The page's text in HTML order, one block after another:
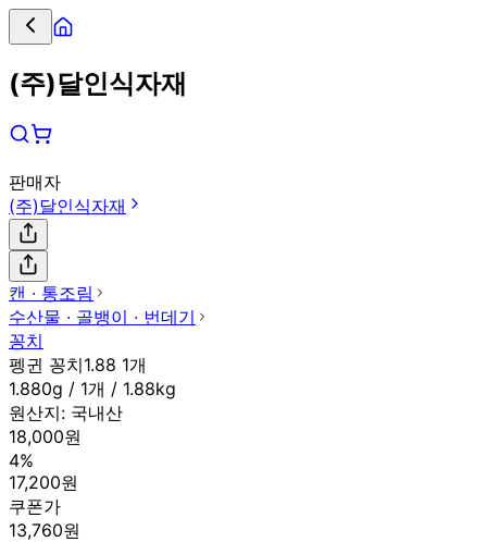
(주)달인식자재
판매자
(주)달인식자재
캔 ∙ 통조림
수산물 ∙ 골뱅이 ∙ 번데기
꽁치
펭귄 꽁치1.88 1개
1.880g / 1개 / 1.88kg
원산지: 국내산
18,000원
4%
17,200원
쿠폰가
13,760원